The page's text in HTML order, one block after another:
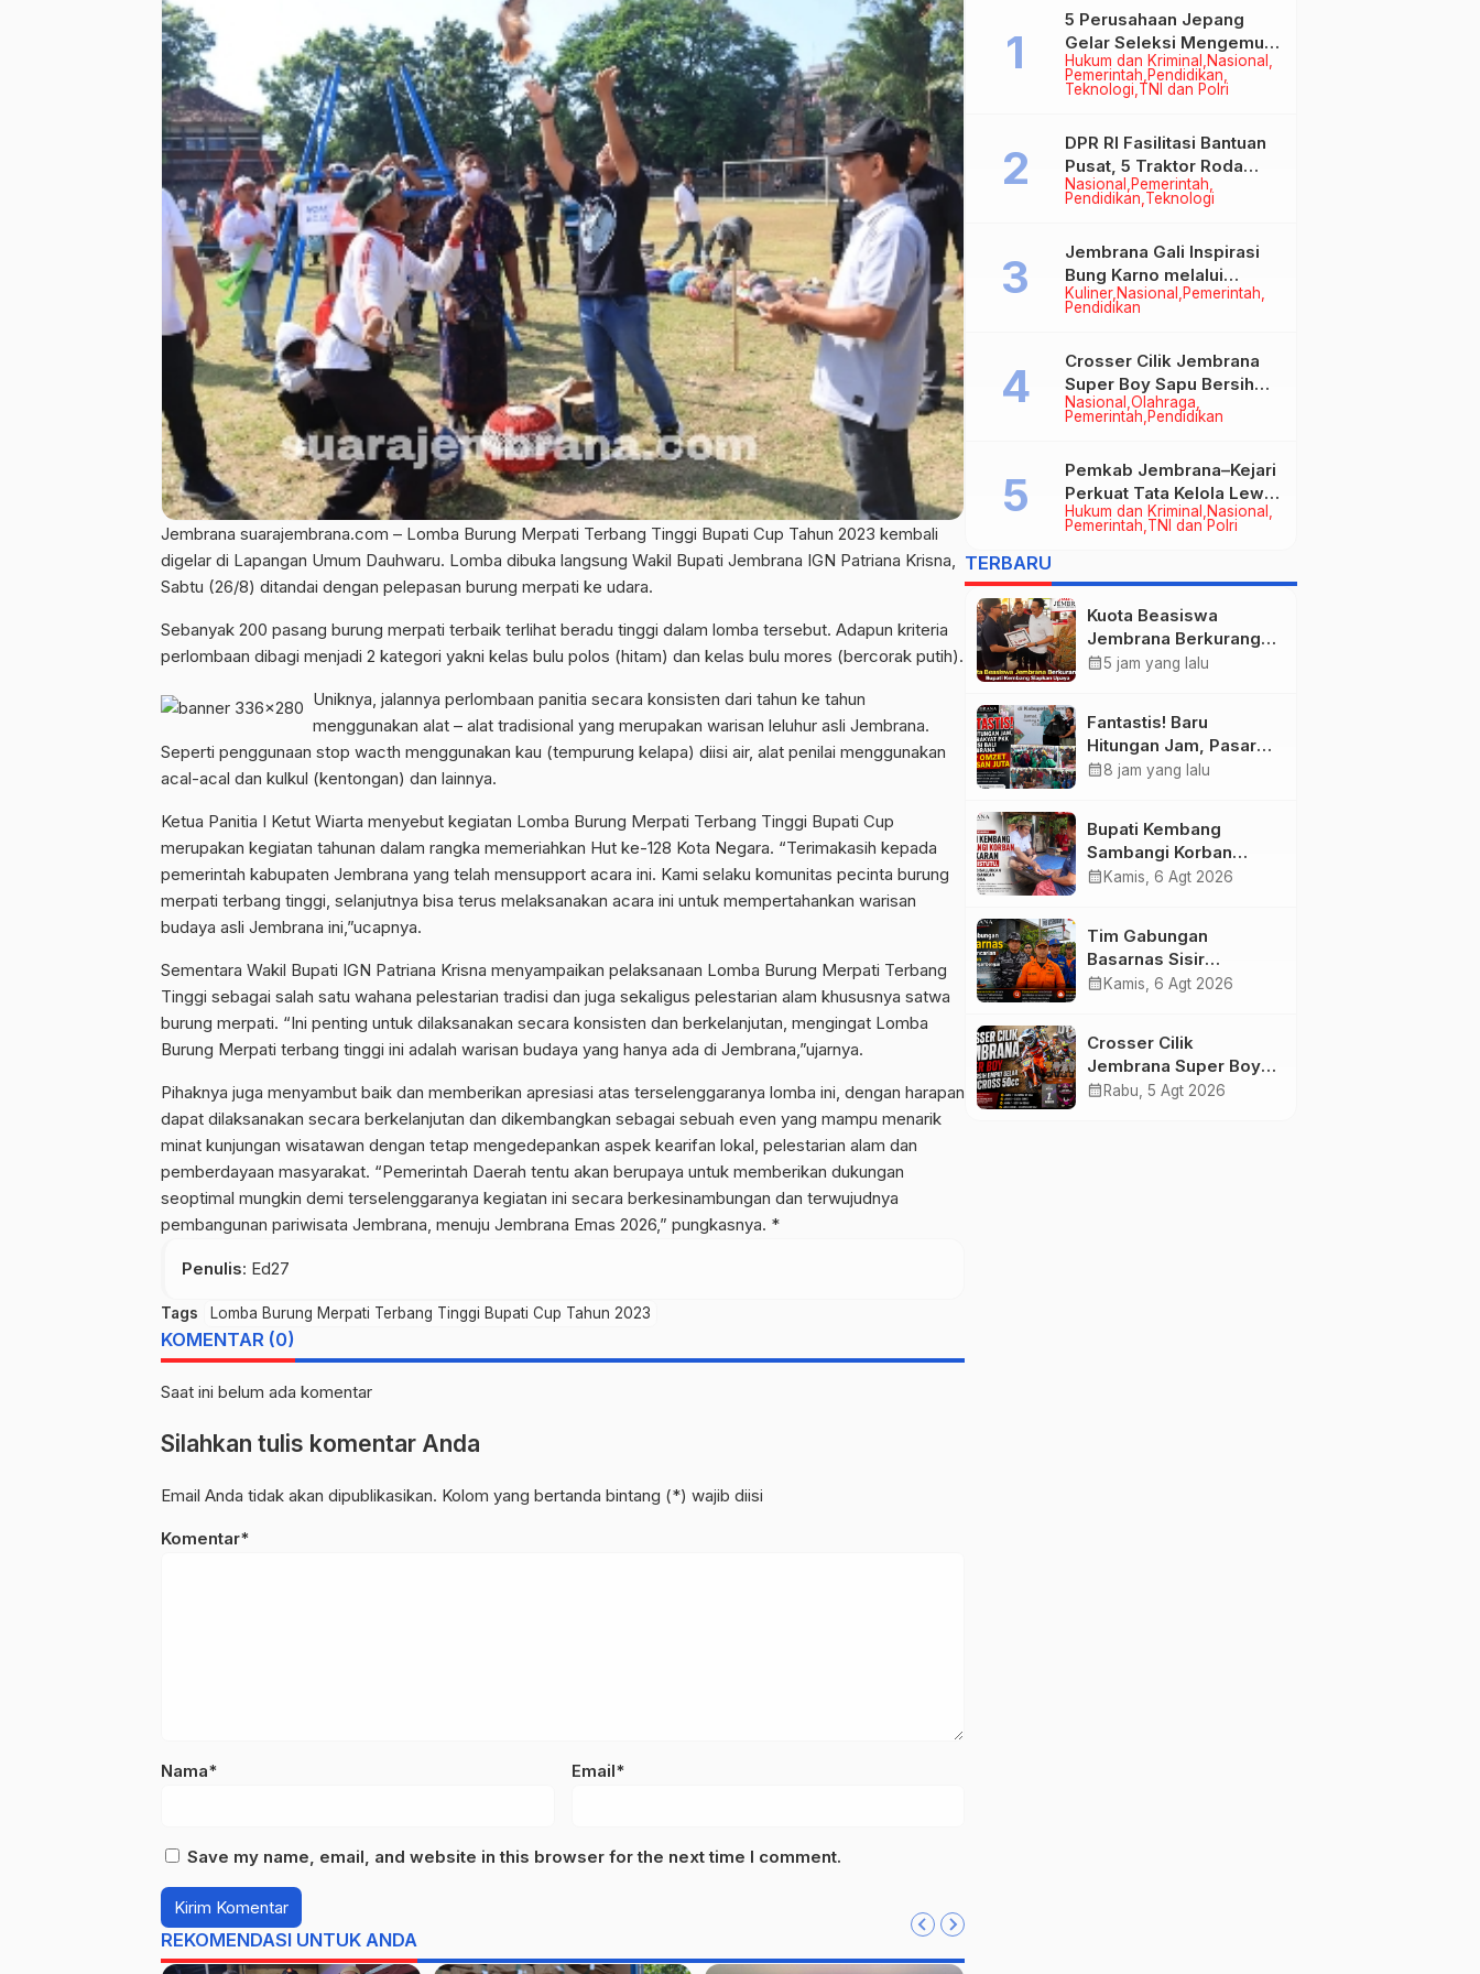
Jembrana suarajembrana.com – Lomba Burung Merpati Terbang Tinggi Bupati Cup Tahun 2023 kembali
digelar di Lapangan Umum Dauhwaru. Lomba dibuka langsung Wakil Bupati Jembrana IGN Patriana Krisna,
Sabtu (26/8) ditandai dengan pelepasan burung merpati ke udara.
Sebanyak 200 pasang burung merpati terbaik terlihat beradu tinggi dalam lomba tersebut. Adapun kriteria
perlombaan dibagi menjadi 2 kategori yakni kelas bulu polos (hitam) dan kelas bulu mores (bercorak putih).
Uniknya, jalannya perlombaan panitia secara konsisten dari tahun ke tahun
menggunakan alat – alat tradisional yang merupakan warisan leluhur asli Jembrana.
Seperti penggunaan stop wacth menggunakan kau (tempurung kelapa) diisi air, alat penilai menggunakan
acal-acal dan kulkul (kentongan) dan lainnya.
Ketua Panitia I Ketut Wiarta menyebut kegiatan Lomba Burung Merpati Terbang Tinggi Bupati Cup
merupakan kegiatan tahunan dalam rangka memeriahkan Hut ke-128 Kota Negara. “Terimakasih kepada
pemerintah kabupaten Jembrana yang telah mensupport acara ini. Kami selaku komunitas pecinta burung
merpati terbang tinggi, selanjutnya bisa terus melaksanakan acara ini untuk mempertahankan warisan
budaya asli Jembrana ini,”ucapnya.
Sementara Wakil Bupati IGN Patriana Krisna menyampaikan pelaksanaan Lomba Burung Merpati Terbang
Tinggi sebagai salah satu wahana pelestarian tradisi dan juga sekaligus pelestarian alam khususnya satwa
burung merpati. “Ini penting untuk dilaksanakan secara konsisten dan berkelanjutan, mengingat Lomba
Burung Merpati terbang tinggi ini adalah warisan budaya yang hanya ada di Jembrana,”ujarnya.
Pihaknya juga menyambut baik dan memberikan apresiasi atas terselenggaranya lomba ini, dengan harapan
dapat dilaksanakan secara berkelanjutan dan dikembangkan sebagai sebuah even yang mampu menarik
minat kunjungan wisatawan dengan tetap mengedepankan aspek kearifan lokal, pelestarian alam dan
pemberdayaan masyarakat. “Pemerintah Daerah tentu akan berupaya untuk memberikan dukungan
seoptimal mungkin demi terselenggaranya kegiatan ini secara berkesinambungan dan terwujudnya
pembangunan pariwisata Jembrana, menuju Jembrana Emas 2026,” pungkasnya. *
Penulis: Ed27
Tags Lomba Burung Merpati Terbang Tinggi Bupati Cup Tahun 2023
KOMENTAR (0)
Saat ini belum ada komentar
Silahkan tulis komentar Anda
Email Anda tidak akan dipublikasikan. Kolom yang bertanda bintang (*) wajib diisi
Komentar*
Nama* Email*
Save my name, email, and website in this browser for the next time I comment.
REKOMENDASI UNTUK ANDA
Hukum dan Kriminal
Nasional
Pemerintah Pendidikan
Teknologi TNI dan Polri
5 Perusahaan Jepang
Gelar Seleksi Mengemudi
di Jembrana, Buka
Peluang Kerja bagi Calon
Nasional
Pemerintah
Pendidikan Teknologi
DPR RI Fasilitasi Bantuan
Pusat, 5 Traktor Roda
Empat Resmi Perkuat
Mekanisasi Pertanian
Kuliner Nasional
Pemerintah
Pendidikan
Jembrana Gali Inspirasi
Bung Karno melalui
Lomba Cipta Menu
Nasional Olahraga
Pemerintah Pendidikan
Crosser Cilik Jembrana
Super Boy Sapu Bersih
Empat Gelar Motocross
Hukum dan Kriminal
Nasional
Pemerintah TNI dan Polri
Pemkab Jembrana–Kejari
Perkuat Tata Kelola Lewat
Kerja Sama Hukum Datun
TERBARU
Kuota Beasiswa
Jembrana Berkurang,
Bupati Kembang
II
calendar_month5 jam yang lalu
Fantastis! Baru
Hitungan Jam, Pasar
Rakyat PKK Provinsi
calendar_month8 jam yang lalu
Bupati Kembang
Sambangi Korban
Kebakaran di
Ringankan Beban
Warga
calendar_month Kamis, 6 Agt 2026
Tim Gabungan
Basarnas Sisir
Pencarian Nelayan
calendar_month Kamis, 6 Agt 2026
Crosser Cilik
Jembrana Super Boy
Sapu Bersih Empat
calendar_month Rabu, 5 Agt 2026